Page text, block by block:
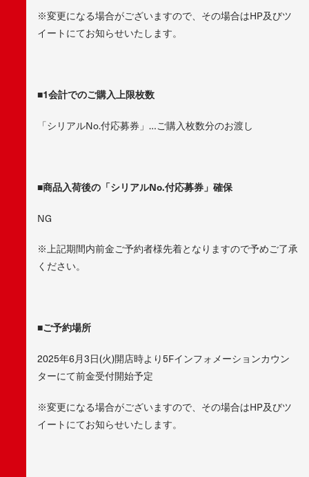
※変更になる場合がございますので、その場合はHP及びツ
イートにてお知らせいたします。
■1会計でのご購入上限枚数
「シリアルNo.付応募券」…ご購入枚数分のお渡し
■商品入荷後の「シリアルNo.付応募券」確保
NG
※上記期間内前金ご予約者様先着となりますので予めご了承
ください。
■ご予約場所
2025年6月3日(火)開店時より5Fインフォメーションカウン
ターにて前金受付開始予定
※変更になる場合がございますので、その場合はHP及びツ
イートにてお知らせいたします。